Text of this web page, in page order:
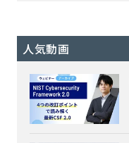
人気動画